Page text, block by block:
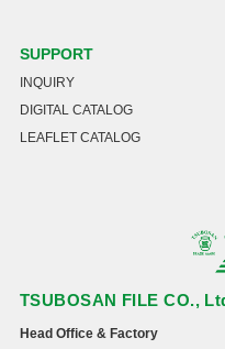
TSUBOSAN FILE CO.,
Head Office & Factory
SUPPORT
INQUIRY
DIGITAL CATALOG
LEAFLET CATALOG